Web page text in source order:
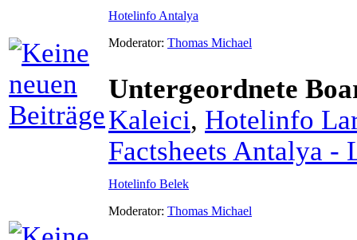
Hotelinfo Antalya
Moderator: Thomas Michael
Untergeordnete
Kaleici, Hotelinfo
Factsheets Antalya -
Hotelinfo Belek
Moderator: Thomas Michael